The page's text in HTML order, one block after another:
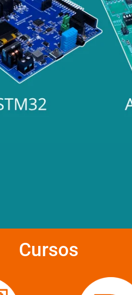
Cursos